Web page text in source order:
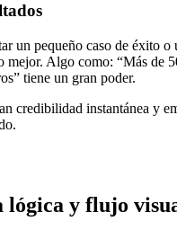
un pequeño caso de éxito o
mejor. Algo como: “Más de
tiene un gran poder.
credibilidad instantánea y
lógica y flujo